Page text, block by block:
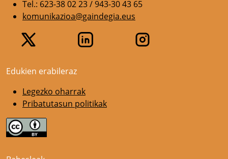
Tel.: 623-38 02 23 / 943-30 43 65
komunikazioa@gaindegia.eus
Edukien erabileraz
Legezko oharrak
Pribatutasun politikak